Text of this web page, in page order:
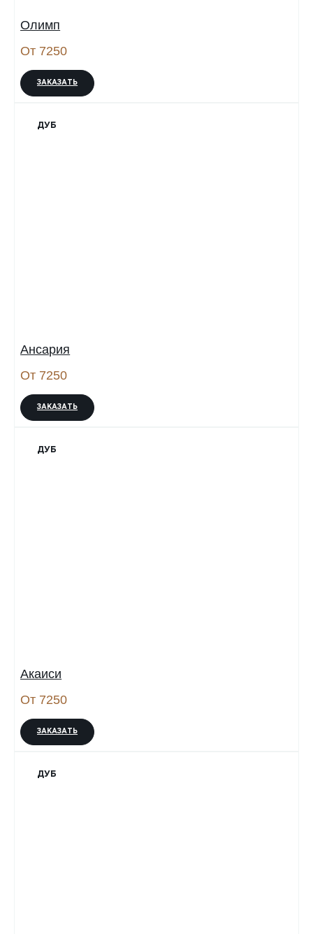
Олимп
От 7250
ЗАКАЗАТЬ
ДУБ
Ансария
От 7250
ЗАКАЗАТЬ
ДУБ
Акаиси
От 7250
ЗАКАЗАТЬ
ДУБ